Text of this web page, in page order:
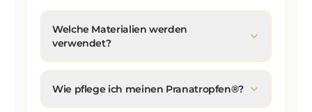
Welche Materialien werden
verwendet?
Wie pflege ich meinen Pranatropfen®?